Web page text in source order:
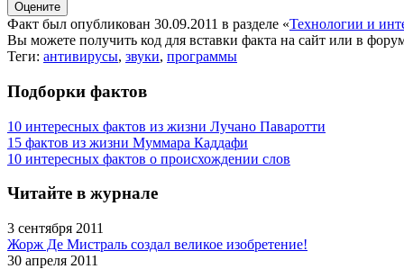
Факт был опубликован 30.09.2011 в разделе «Технологии и
Вы можете получить код для вставки факта на сайт или в
Теги: антивирусы, звуки, программы
Подборки фактов
10 интересных фактов из жизни Лучано Паваротти
15 фактов из жизни Муммара Каддафи
10 интересных фактов о происхождении слов
Читайте в журнале
3 сентября 2011
Жорж Де Мистраль создал великое изобретение!
30 апреля 2011